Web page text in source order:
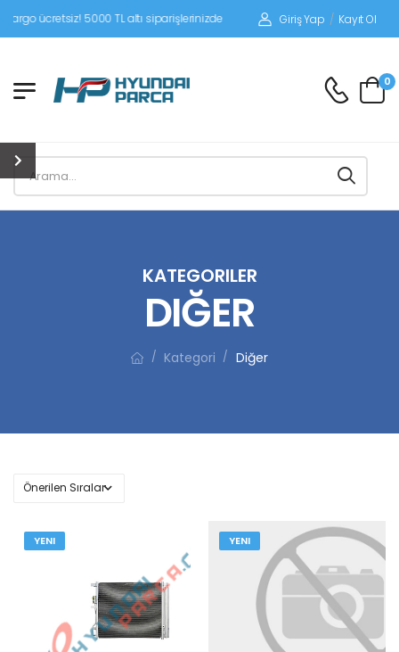
5000 TL altı siparişlerinizde siparişleriniz alıcı ödemeli gönderilir.
Giriş Yap / Kayıt Ol
0
KATEGORILER
DIĞER
/ Kategori / Diğer
YENI YENI